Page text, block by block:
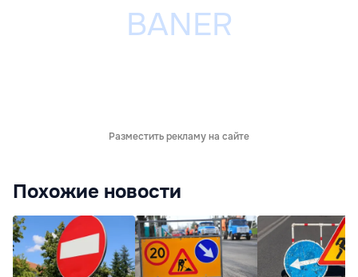
Разместить рекламу на сайте
Похожие новости